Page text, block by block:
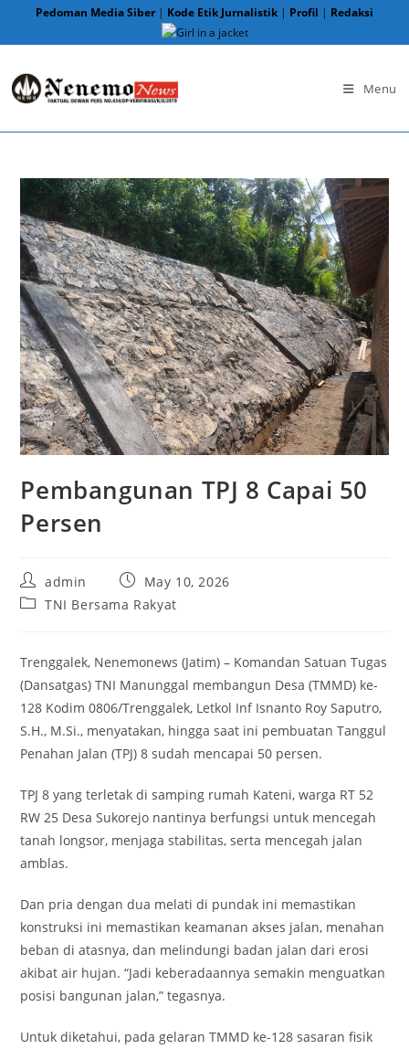
Pedoman Media Siber| Kode Etik Jurnalistik | Profil | Redaksi
Menu
Pembangunan TPJ 8 Capai 50
Persen
Post
author:
admin
Post
published:
May 10, 2026
PostTNI Bersama Rakyat
Trenggalek, Nenemonews (Jatim) – Komandan Satuan Tugas
(Dansatgas) TNI Manunggal membangun Desa (TMMD) ke-
128 Kodim 0806/Trenggalek, Letkol Inf Isnanto Roy Saputro,
S.H., M.Si., menyatakan, hingga saat ini pembuatan Tanggul
Penahan Jalan (TPJ) 8 sudah mencapai 50 persen.
TPJ 8 yang terletak di samping rumah Kateni, warga RT 52
RW 25 Desa Sukorejo nantinya berfungsi untuk mencegah
tanah longsor, menjaga stabilitas, serta mencegah jalan
amblas.
Dan pria dengan dua melati di pundak ini memastikan
konstruksi ini memastikan keamanan akses jalan, menahan
beban di atasnya, dan melindungi badan jalan dari erosi
akibat air hujan. “Jadi keberadaannya semakin menguatkan
posisi bangunan jalan,” tegasnya.
Untuk diketahui, pada gelaran TMMD ke-128 sasaran fisik